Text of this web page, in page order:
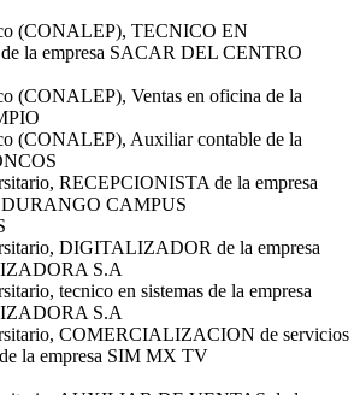
(CONALEP), TECNICO EN
la empresa SACAR DEL CENTRO
(CONALEP), Ventas en oficina de la
(CONALEP), Auxiliar contable de la
RECEPCIONISTA de la empresa
CAMPUS
DIGITALIZADOR de la empresa
S.A
tecnico en sistemas de la empresa
S.A
COMERCIALIZACION de servicios
la empresa SIM MX TV